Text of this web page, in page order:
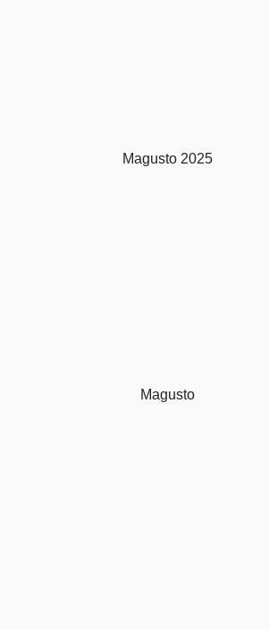
Magusto 2025
Magusto